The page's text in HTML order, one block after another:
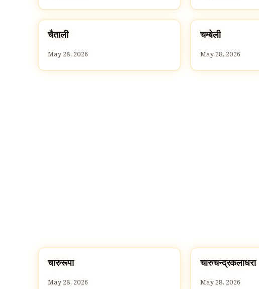
Cच
चैताली
May 28, 2026
Cच
चम्बेली
May 28, 2026
Cच
चारुरूपा
May 28, 2026
Cच
चारुचन्द्रकलाधरा
May 28, 2026